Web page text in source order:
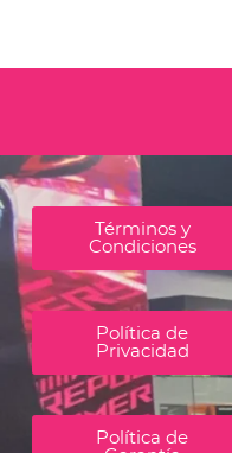
Términos y
Condiciones
Política de
Privacidad
Política de